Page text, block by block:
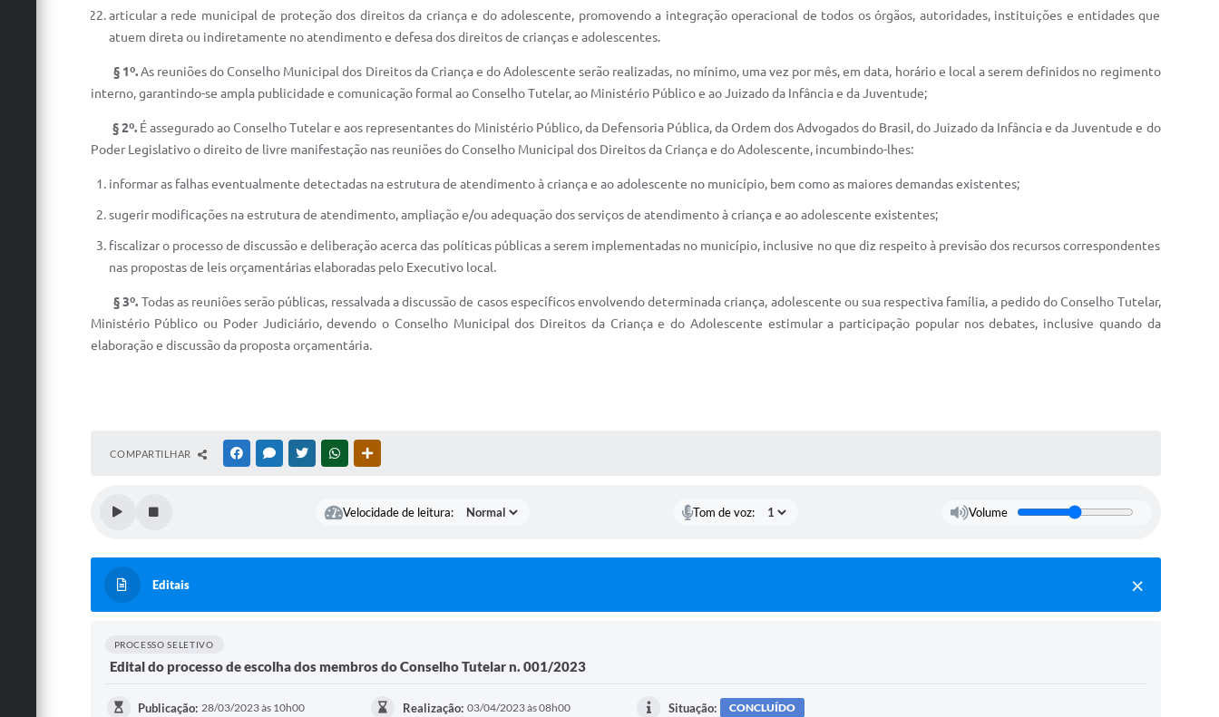
articular a rede municipal de proteção dos direitos da criança e do adolescente, promovendo a integração operacional de todos os órgãos, autoridades, instituições e entidades que
atuem direta ou indiretamente no atendimento e defesa dos direitos de crianças e adolescentes.
§ 1º.As reuniões do Conselho Municipal dos Direitos da Criança e do Adolescente serão realizadas, no mínimo, uma vez por mês, em data, horário e local a serem definidos no regimento
interno, garantindo-se ampla publicidade e comunicação formal ao Conselho Tutelar, ao Ministério Público e ao Juizado da Infância e da Juventude;
§ 2º. É assegurado ao Conselho Tutelar e aos representantes do Ministério Público, da Defensoria Pública, da Ordem dos Advogados do Brasil, do Juizado da Infância e da Juventude e do
Poder Legislativo o direito de livre manifestação nas reuniões do Conselho Municipal dos Direitos da Criança e do Adolescente, incumbindo-lhes:
informar as falhas eventualmente detectadas na estrutura de atendimento à criança e ao adolescente no município, bem como as maiores demandas existentes;
sugerir modificações na estrutura de atendimento, ampliação e/ou adequação dos serviços de atendimento à criança e ao adolescente existentes;
fiscalizar o processo de discussão e deliberação acerca das políticas públicas a serem implementadas no município, inclusive no que diz respeito à previsão dos recursos correspondentes
nas propostas de leis orçamentárias elaboradas pelo Executivo local.
§ 3º. Todas as reuniões serão públicas, ressalvada a discussão de casos específicos envolvendo determinada criança, adolescente ou sua respectiva família, a pedido do Conselho Tutelar,
Ministério Público ou Poder Judiciário, devendo o Conselho Municipal dos Direitos da Criança e do Adolescente estimular a participação popular nos debates, inclusive quando da
elaboração e discussão da proposta orçamentária.
COMPARTILHAR FACEBOOKMESSENGER
TWITTERWHATSAPP
Velocidade de leitura: Tom de voz: Volume
Editais
PROCESSO SELETIVO
Edital do processo de escolha dos membros do Conselho Tutelar n. 001/2023
Publicação: 28/03/2023 às 10h00 Realização: 03/04/2023 às 08h00 Situação: CONCLUÍDO